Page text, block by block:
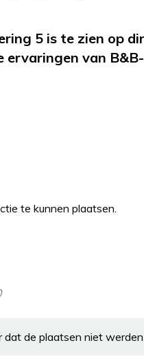
5 is te zien op
ervaringen van
te kunnen plaatsen.
dat de plaatsen niet